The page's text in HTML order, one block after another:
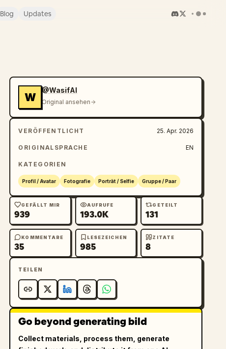
Blog Updates
W
@WasifAI
Original ansehen
VERÖFFENTLICHT 25. Apr. 2026
ORIGINALSPRACHE EN
KATEGORIEN
Profil / Avatar Fotografie Porträt / Selfie Gruppe / Paar
GEFÄLLT MIR
939
AUFRUFE
193.0K
GETEILT
131
KOMMENTARE
35
LESEZEICHEN
985
ZITATE
8
TEILEN
Go beyond generating bild
Collect materials, process them, generate